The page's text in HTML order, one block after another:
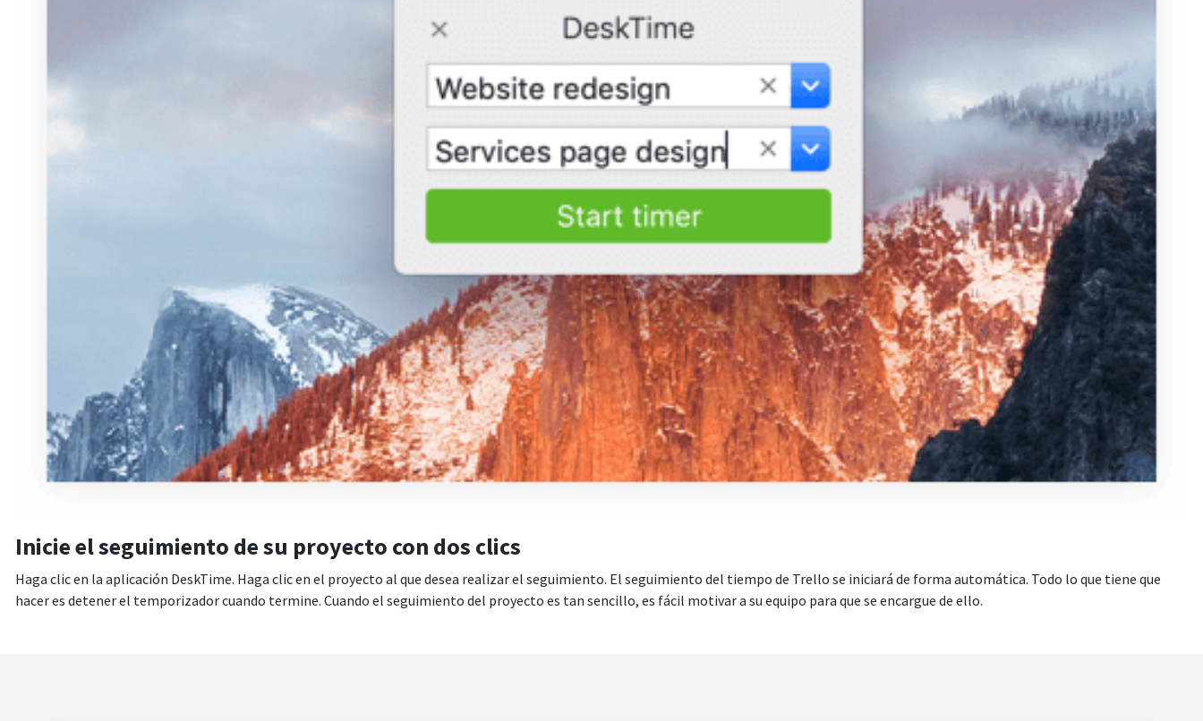
Inicie el seguimiento de su proyecto con dos clics
Haga clic en la aplicación DeskTime. Haga clic en el proyecto al que desea realizar el seguimiento. El seguimiento del tiempo de Trello se iniciará de forma automática. Todo lo que tiene que
hacer es detener el temporizador cuando termine. Cuando el seguimiento del proyecto es tan sencillo, es fácil motivar a su equipo para que se encargue de ello.